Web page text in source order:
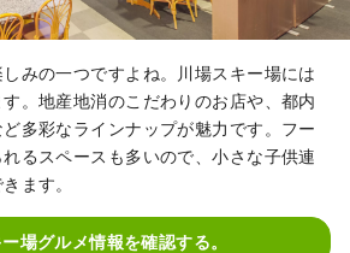
みの一つですよね。川場スキー場には
。地産地消のこだわりのお店や、都内
多彩なラインナップが魅力です。フー
るスペースも多いので、小さな子供連
ます。
場グルメ情報を確認する。